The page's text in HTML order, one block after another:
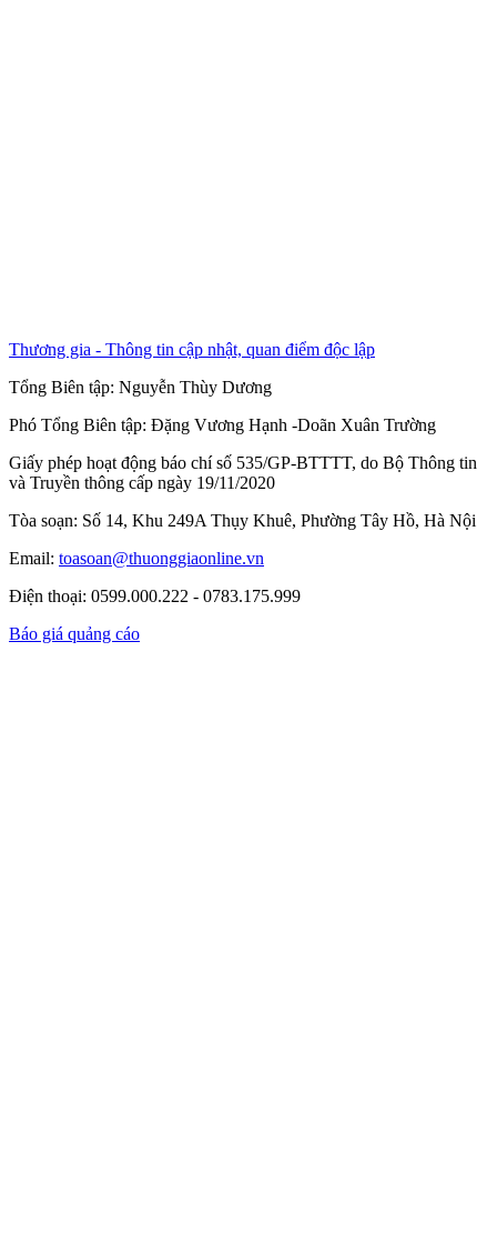
Thương gia - Thông tin cập nhật, quan điểm độc lập
Tổng Biên tập: Nguyễn Thùy Dương
Phó Tổng Biên tập: Đặng Vương Hạnh -Doãn Xuân Trường
Giấy phép hoạt động báo chí số 535/GP-BTTTT, do Bộ Thông tin
và Truyền thông cấp ngày 19/11/2020
Tòa soạn: Số 14, Khu 249A Thụy Khuê, Phường Tây Hồ, Hà Nội
Email: toasoan@thuonggiaonline.vn
Điện thoại: 0599.000.222 - 0783.175.999
Báo giá quảng cáo